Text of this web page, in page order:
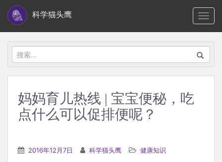
i
科学猫头鹰
搜
索：
妈妈育儿热线 | 宝宝便秘，吃
点什么可以促排便呢？
2016年12月7日 科学猫头鹰 健康知识